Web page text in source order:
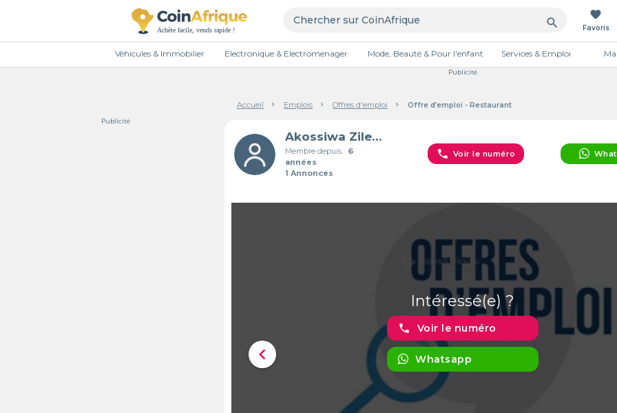
search
favorite
Favoris
Véhicules & Immobilier Electronique & Electromenager Mode, Beauté & Pour l'enfant Services & Emploi
Publicité
Accueil Emplois Offres d'emploi Offre d’emploi - Restaurant
Publicité
Akossiwa Zilevou
Membre depuis6
années
1 Annonces
phone Voir le numéro
chevron_left
Intéressé(e) ?
phone Voir le numéro
Whatsapp